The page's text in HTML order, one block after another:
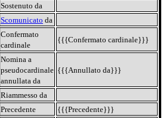
Sostenuto da
Scomunicato da
Confermato
cardinale
{{{Confermato cardinale}}}
Nomina a
pseudocardinale
annullata da
{{{Annullato da}}}
Riammesso da
Precedente
{{{Precedente}}}